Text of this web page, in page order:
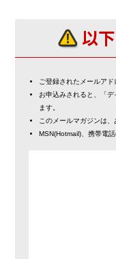
ご登録されたメールア
お申込みされると、「
ます。
このメールマガジンは
MSN(Hotmail)、携帯電